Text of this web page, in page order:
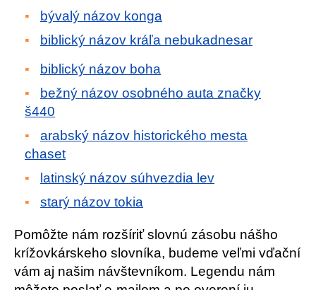
bývalý názov konga
biblický názov kráľa nebukadnesar
biblický názov boha
bežný názov osobného auta značky
š440
arabský názov historického mesta
chaset
latinský názov súhvezdia lev
starý názov tokia
Pomôžte nám rozšíriť slovnú zásobu nášho
krížovkárskeho slovníka, budeme veľmi vďační
vám aj našim návštevníkom. Legendu nám